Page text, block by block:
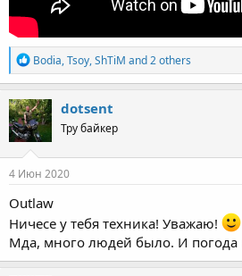
R
e
a
c
t
i
o
n
s
Bodia,Tsoy,ShTiM and 2 others
dotsent
Тру байкер
4 Июн 2020
Outlaw
Ничесе у тебя техника! Уважаю!
Мда, много людей было. И погода